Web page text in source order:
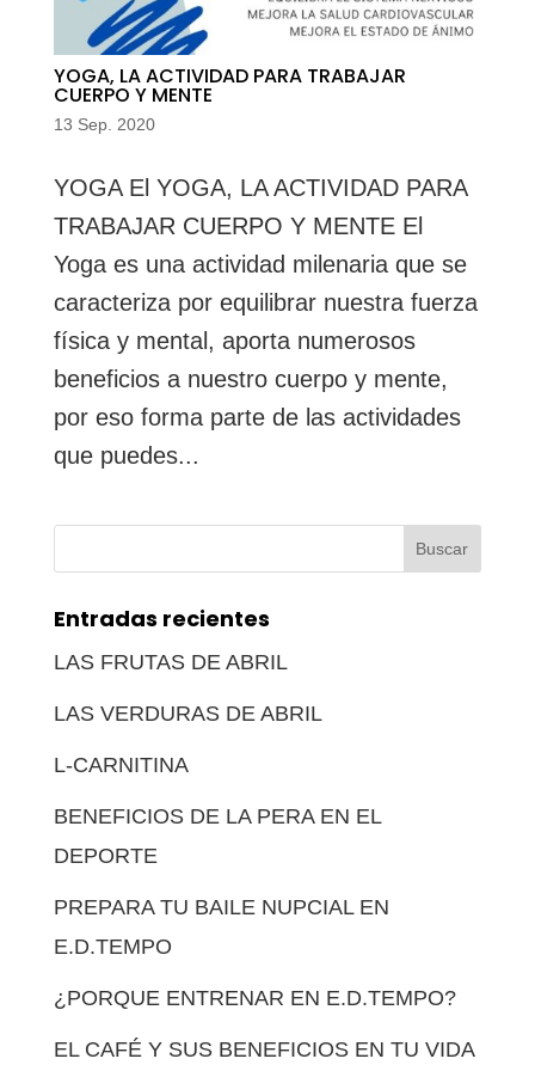
YOGA, LA ACTIVIDAD PARA TRABAJAR
CUERPO Y MENTE
13 Sep. 2020
YOGA El YOGA, LA ACTIVIDAD PARA
TRABAJAR CUERPO Y MENTE El
Yoga es una actividad milenaria que se
caracteriza por equilibrar nuestra fuerza
física y mental, aporta numerosos
beneficios a nuestro cuerpo y mente,
por eso forma parte de las actividades
que puedes...
Entradas recientes
LAS FRUTAS DE ABRIL
LAS VERDURAS DE ABRIL
L-CARNITINA
BENEFICIOS DE LA PERA EN EL
DEPORTE
PREPARA TU BAILE NUPCIAL EN
E.D.TEMPO
¿PORQUE ENTRENAR EN E.D.TEMPO?
EL CAFÉ Y SUS BENEFICIOS EN TU VIDA